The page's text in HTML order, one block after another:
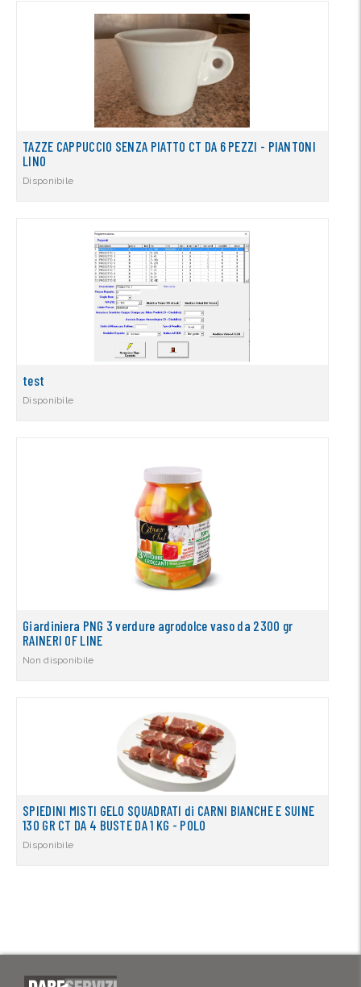
TAZZE CAPPUCCIO SENZA PIATTO CT DA 6 PEZZI - PIANTONI
LINO
Disponibile
test
Disponibile
Giardiniera PNG 3 verdure agrodolce vaso da 2300 gr
RAINERI OF LINE
Non disponibile
SPIEDINI MISTI GELO SQUADRATI di CARNI BIANCHE E SUINE
130 GR CT DA 4 BUSTE DA 1 KG - POLO
Disponibile